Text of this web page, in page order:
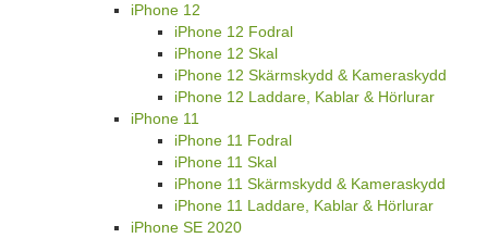
iPhone 12
iPhone 12 Fodral
iPhone 12 Skal
iPhone 12 Skärmskydd & Kameraskydd
iPhone 12 Laddare, Kablar & Hörlurar
iPhone 11
iPhone 11 Fodral
iPhone 11 Skal
iPhone 11 Skärmskydd & Kameraskydd
iPhone 11 Laddare, Kablar & Hörlurar
iPhone SE 2020